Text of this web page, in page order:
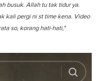
busuk. Allah tu tak tidur ya.
kali pergi ni st time kena. Video
so, korang hati-hati,"